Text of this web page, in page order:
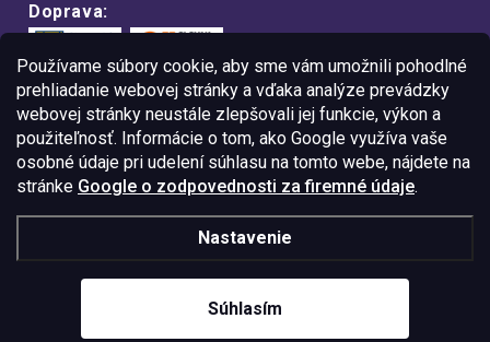
Používame súbory cookie, aby sme vám umožnili pohodlné
prehliadanie webovej stránky a vďaka analýze prevádzky
webovej stránky neustále zlepšovali jej funkcie, výkon a
použiteľnosť. Informácie o tom, ako Google využíva vaše
osobné údaje pri udelení súhlasu na tomto webe, nájdete na
stránke Google o zodpovednosti za firemné údaje.
Nastavenie
Súhlasím
Doprava:
Nakupujte na FOA bezpečne a bez obáv.
Vďaka protokolu HTTPS sú vaše citlivé
dáta v úplnom bezpečí.
© Copyright2026Westlogic Slovakia s.r.o.,
Gajova 4, Bratislava, 811 09